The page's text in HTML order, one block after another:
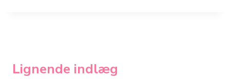
Lignende indlæg